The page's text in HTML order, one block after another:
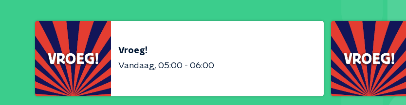
Vroeg!
Vandaag 05:00 - 06:00